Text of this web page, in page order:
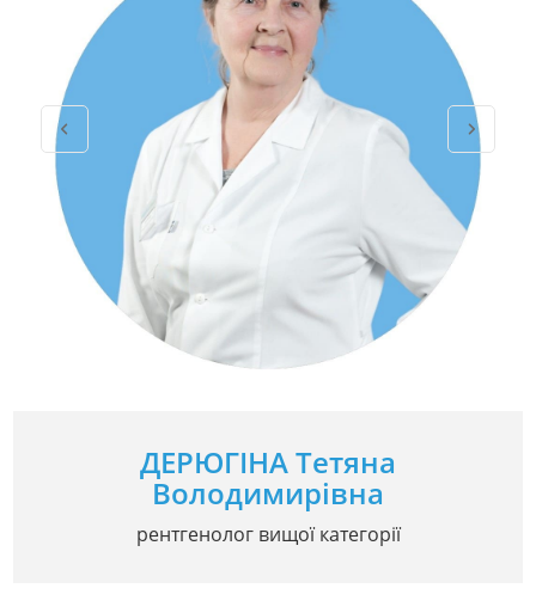
ДЕРЮГІНА Тетяна
Володимирівна
рентгенолог вищої категорії